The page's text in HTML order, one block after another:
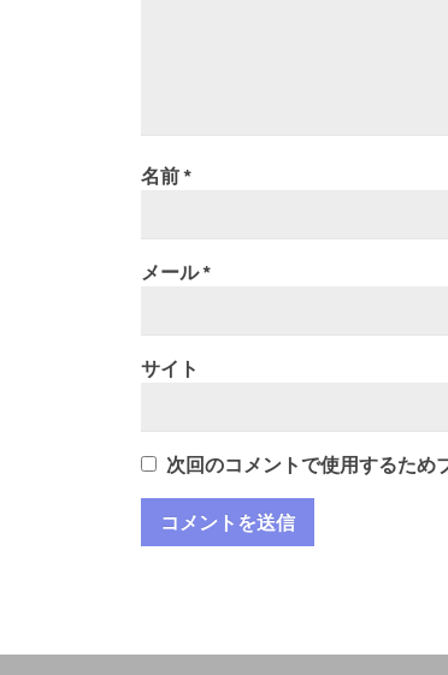
名前*
メール*
サイト
次回のコメントで使用するため